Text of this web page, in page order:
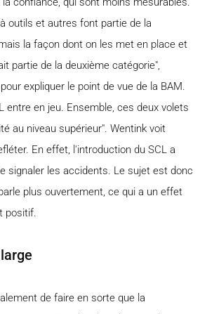
outils et autres font partie de la
la façon dont on les met en place et
partie de la deuxième catégorie",
expliquer le point de vue de la BAM.
entre en jeu. Ensemble, ces deux volets
au niveau supérieur". Wentink voit
En effet, l'introduction du SCL a
signaler les accidents. Le sujet est donc
plus ouvertement, ce qui a un effet
positif.
de faire en sorte que la